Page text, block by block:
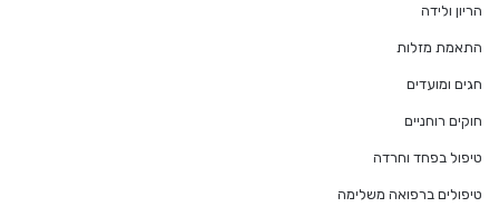
הריון ולידה
התאמת מזלות
חגים ומועדים
חוקים רוחניים
טיפול בפחד וחרדה
טיפולים ברפואה משלימה